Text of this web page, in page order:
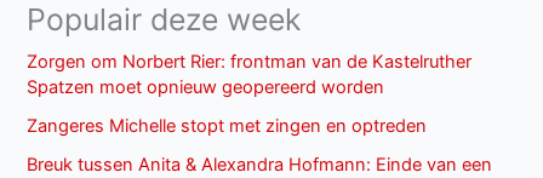
Populair deze week
Zorgen om Norbert Rier: frontman van de Kastelruther
Spatzen moet opnieuw geopereerd worden
Zangeres Michelle stopt met zingen en optreden
Breuk tussen Anita & Alexandra Hofmann: Einde van een